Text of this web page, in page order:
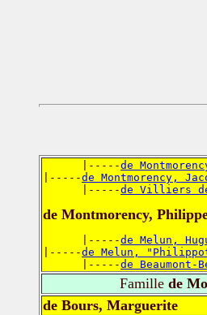
      |-----
de
|-----de Montmorency,
      |-----
de Villiers
de Montmorency,
      |-----
de Melun,
|-----de Melun,
      |-----
de
Famille de
de Bours, Marguerite